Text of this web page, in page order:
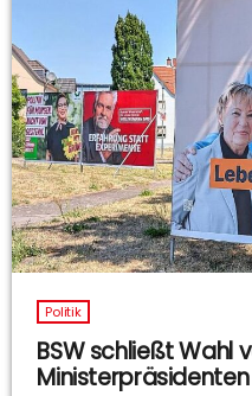
Politik
BSW schließt Wahl